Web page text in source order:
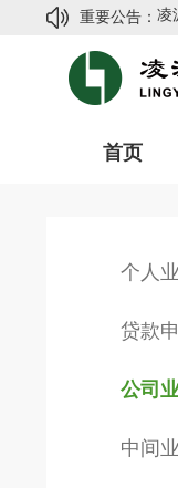
重要公告：
凌
常
凌
首页
个人
贷款
公司
中间